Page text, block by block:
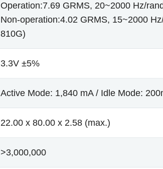
Operation:7.69 GRMS, 20~2000 Hz/
Non-operation:4.02 GRMS, 15~2000
810G)
3.3V ±5%
Active Mode: 1,840 mA / Idle Mode:
22.00 x 80.00 x 2.58 (max.)
>3,000,000